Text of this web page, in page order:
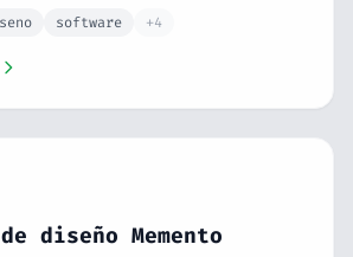
analogía de una receta de
de forma inteligente.
software +4
diseño Memento